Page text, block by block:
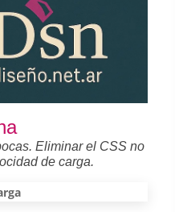
Eliminar el CSS no
de carga.